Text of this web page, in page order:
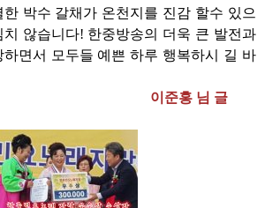
박수 갈채가 온천지를 진감 할수 있으
않습니다! 한중방송의 더욱 큰 발전과
면서 모두들 예쁜 하루 행복하시 길 바
이준홍 님 글